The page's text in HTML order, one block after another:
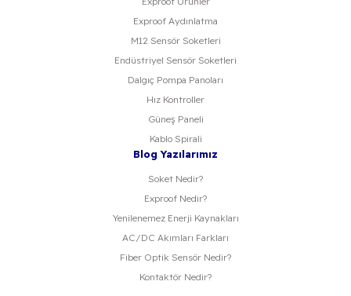
Exproof Aydınlatma
M12 Sensör Soketleri
Endüstriyel Sensör Soketleri
Dalgıç Pompa Panoları
Hız Kontroller
Güneş Paneli
Kablo Spirali
Blog Yazılarımız
Soket Nedir?
Exproof Nedir?
Yenilenemez Enerji Kaynakları
AC/DC Akımları Farkları
Fiber Optik Sensör Nedir?
Kontaktör Nedir?